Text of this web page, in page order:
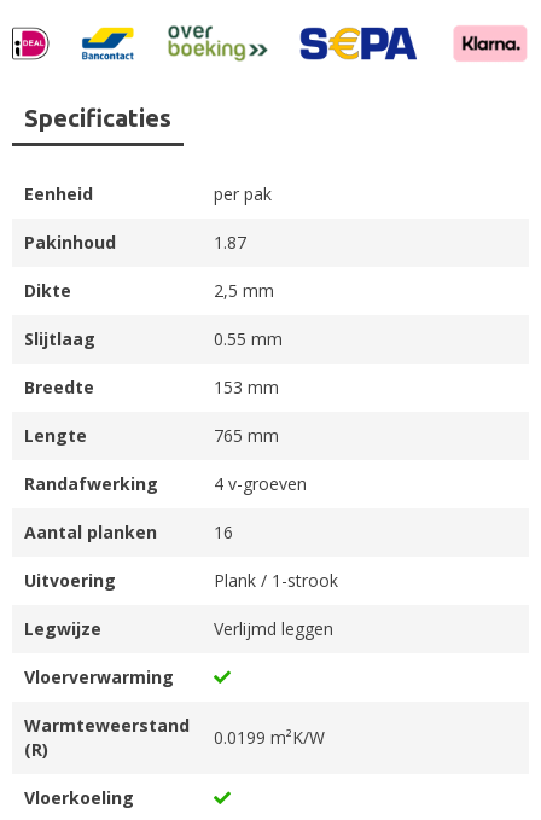
Specificaties
Eenheid per pak
Pakinhoud 1.87
Dikte 2,5 mm
Slijtlaag 0.55 mm
Breedte 153 mm
Lengte 765 mm
Randafwerking 4 v-groeven
Aantal planken 16
Uitvoering Plank / 1-strook
Legwijze Verlijmd leggen
Vloerverwarming
Warmteweerstand
(R)
0.0199 m²K/W
Vloerkoeling